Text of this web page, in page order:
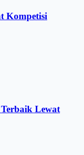
Kompetisi
Lewat